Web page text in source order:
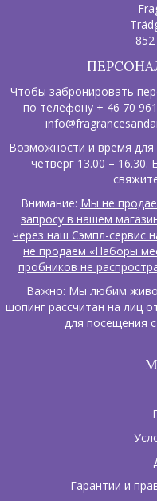
Чтобы забронировать
по телефону + 46 70
Возможности и время для
четверг 13.00 – 16.30.
Внимание: Мы не
запросу в нашем
через наш Сэмпл-сервис
не продаем «Наборы
пробников не
Важно: Мы любим
шопинг рассчитан на лиц
для посещения
Гарантии и